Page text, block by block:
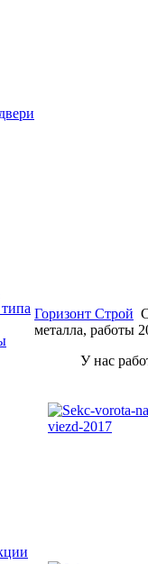
Горизонт Строй
металла, работы
У нас